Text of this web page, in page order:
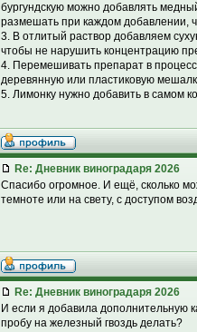
бургундскую можно добавлять
размешать при каждом добавлении,
3. В отлитый раствор добавляем
чтобы не нарушить концентрацию
4. Перемешивать препарат в
деревянную или пластиковую
5. Лимонку нужно добавить в самом
Re: Дневник виноградаря 2026
Спасибо огромное. И ещё, сколько
темноте или на свету, с доступом
Re: Дневник виноградаря 2026
И если я добавила дополнительную
пробу на железный гвоздь делать?